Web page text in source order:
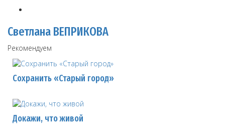
Светлана ВЕПРИКОВА
Рекомендуем
Сохранить «Старый город»
Докажи, что живой